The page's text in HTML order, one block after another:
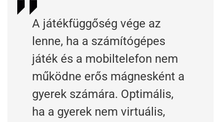
A játékfüggőség vége az
lenne, ha a számítógépes
játék és a mobiltelefon nem
működne erős mágnesként a
gyerek számára. Optimális,
ha a gyerek nem virtuális,